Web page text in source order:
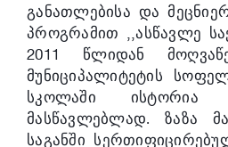
განათლებისა და
პროგრამით
,,ასწავლე
2011 წლიდან
მუნიციპალიტეტის
სკოლაში
ისტორია
მასწავლებლად. ზაზა
საგანში